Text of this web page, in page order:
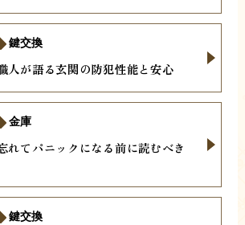
人が語る玄関の防犯性能と安心
鍵交換
れてパニックになる前に読むべき
金庫
鍵交換